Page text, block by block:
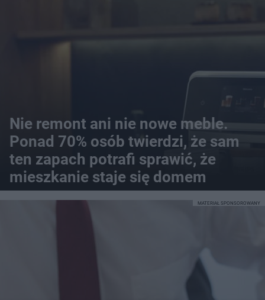
Nie remont ani nie nowe meble.
Ponad 70% osób twierdzi, że sam
ten zapach potrafi sprawić, że
mieszkanie staje się domem
MATERIAŁ SPONSOROWANY